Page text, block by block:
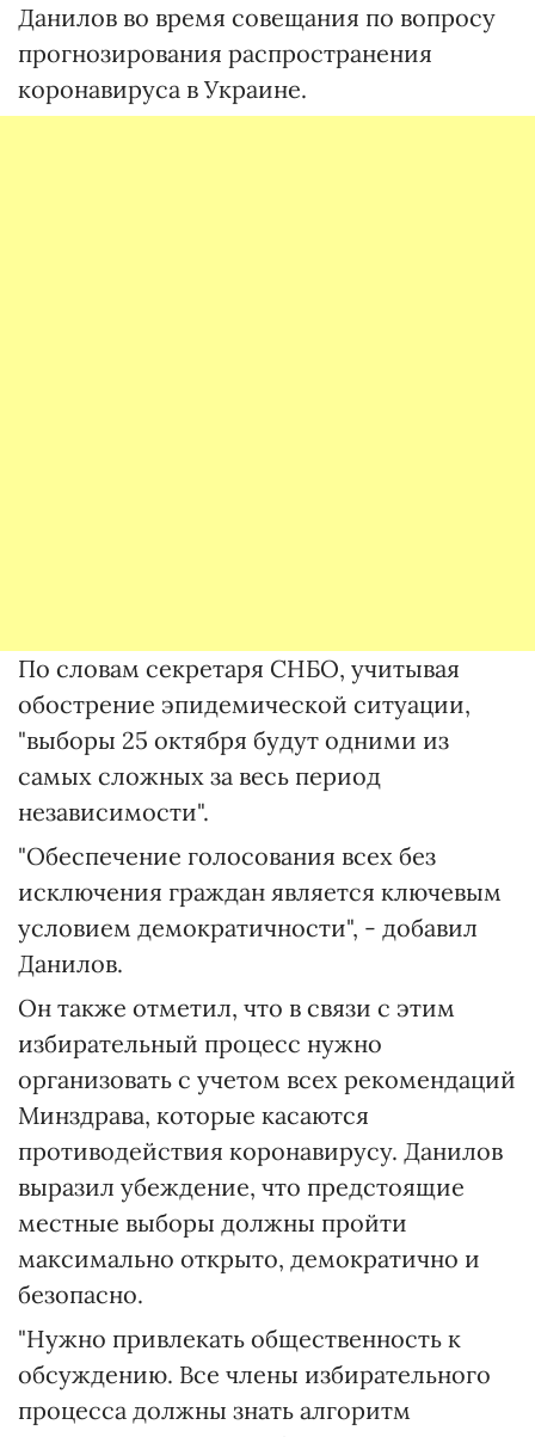
Данилов во время совещания по вопросу
прогнозирования распространения
коронавируса в Украине.
По словам секретаря СНБО, учитывая
обострение эпидемической ситуации,
"выборы 25 октября будут одними из
самых сложных за весь период
независимости".
"Обеспечение голосования всех без
исключения граждан является ключевым
условием демократичности", - добавил
Данилов.
Он также отметил, что в связи с этим
избирательный процесс нужно
организовать с учетом всех рекомендаций
Минздрава, которые касаются
противодействия коронавирусу. Данилов
выразил убеждение, что предстоящие
местные выборы должны пройти
максимально открыто, демократично и
безопасно.
"Нужно привлекать общественность к
обсуждению. Все члены избирательного
процесса должны знать алгоритм